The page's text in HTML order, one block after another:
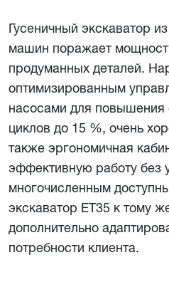
Гусеничный экскаватор
машин поражает
продуманных деталей.
оптимизированным
насосами для повышения
циклов до 15 %, очень
также эргономичная
эффективную работу без
многочисленным
экскаватор ЕТ35 к тому
дополнительно
потребности клиента.